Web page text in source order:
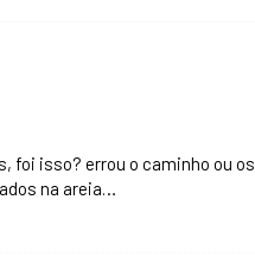
foi isso? errou o caminho ou os
na areia…